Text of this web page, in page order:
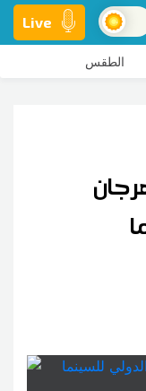
Live
الطقس